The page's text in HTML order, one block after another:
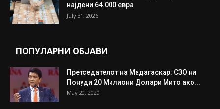
најдени 64.000 евра
July 31, 2026
ПОПУЛАРНИ ОБЈАВИ
Претседателот на Мадагаскар: СЗО ни
Понуди 20 Милиони Долари Мито ако...
May 20, 2020